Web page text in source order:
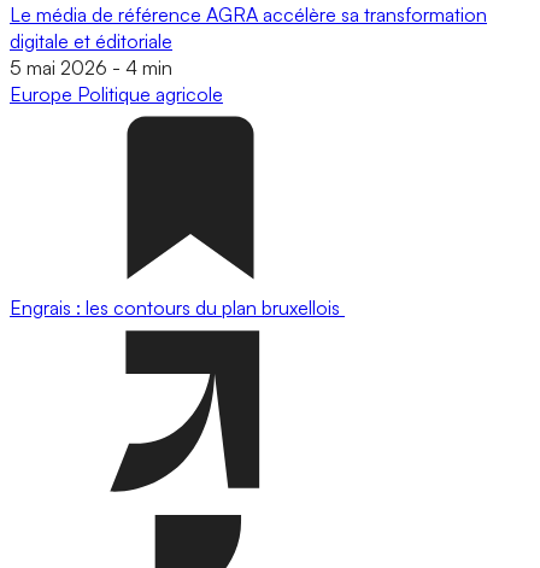
Le média de référence AGRA accélère sa transformation
digitale et éditoriale
5 mai 2026 - 4 min
Europe Politique agricole
Engrais : les contours du plan bruxellois